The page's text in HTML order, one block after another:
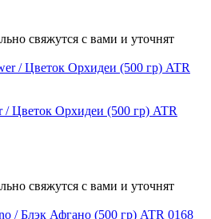
свяжутся с вами и уточнят
/ Цветок Орхидеи (500 гр) ATR
свяжутся с вами и уточнят